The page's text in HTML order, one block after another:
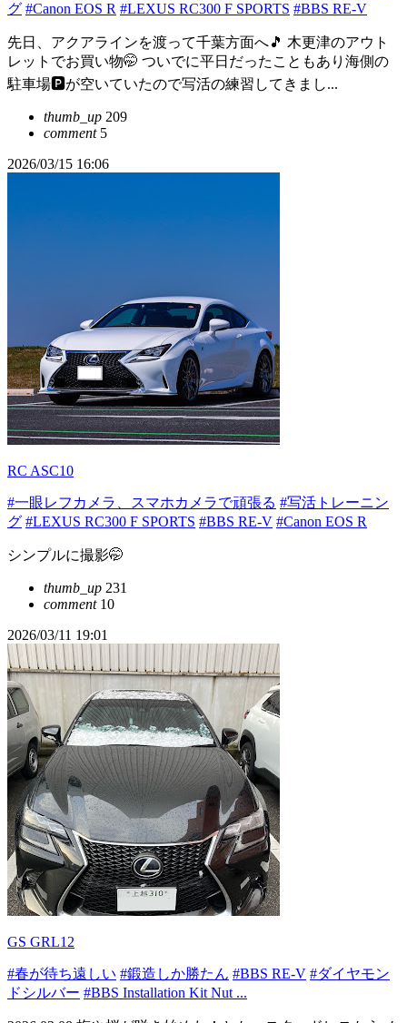
グ #Canon EOS R #LEXUS RC300 F SPORTS #BBS RE-V
先日、アクアラインを渡って千葉方面へ🎵 木更津のアウト
レットでお買い物🤭 ついでに平日だったこともあり海側の
駐車場🅿️が空いていたので写活の練習してきまし...
thumb_up 209
comment5
2026/03/15 16:06
RC ASC10
#一眼レフカメラ、スマホカメラで頑張る #写活トレーニン
グ #LEXUS RC300 F SPORTS #BBS RE-V #Canon EOS R
シンプルに撮影🤭
thumb_up 231
comment10
2026/03/11 19:01
GS GRL12
#春が待ち遠しい #鍛造しか勝たん #BBS RE-V #ダイヤモン
ドシルバー #BBS Installation Kit Nut ...